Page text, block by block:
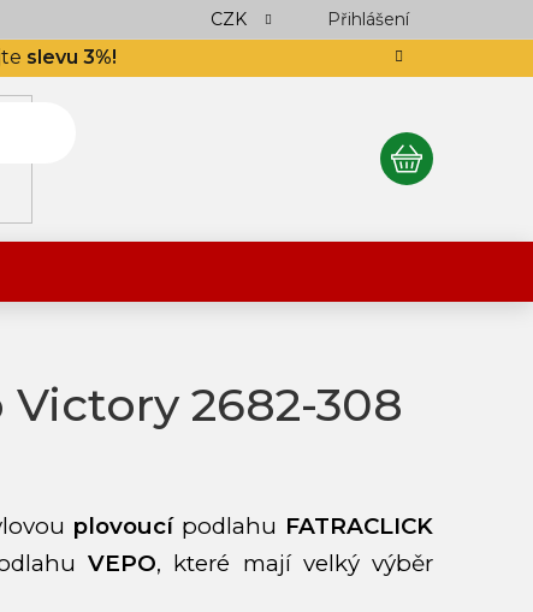
slevu 3%!
Podlahář až domů Výkup návinek
CZK Přihlášení
NÁKUPNÍ
KOŠÍK
Victory 2682-308
plovoucípodlahu FATRACLICK
VEPO, které mají velký výběr